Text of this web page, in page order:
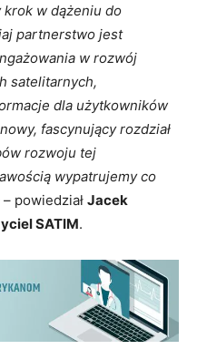
krok w dążeniu do
partnerstwo jest
w rozwój
satelitarnych,
dla użytkowników
fascynujący rozdział
rozwoju tej
wypatrujemy co
– powiedział Jacek
SATIM.